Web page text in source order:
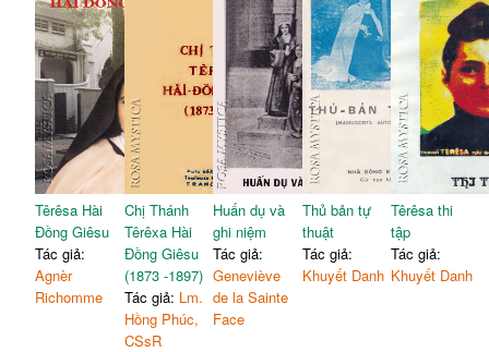
Têrêsa Hài
Đồng Giêsu
Tác giả:
Agnèr
Richomme
Chị Thánh
Têrêxa Hài
Đồng Giêsu
(1873 -1897)
Tác giả: Lm.
Hồng Phúc,
CSsR
Huấn dụ và
ghi niệm
Tác giả:
Geneviève
de la Sainte
Face
Thủ bản tự
thuật
Tác giả:
Khuyết Danh
Têrêsa thi
tập
Tác giả:
Khuyết Danh